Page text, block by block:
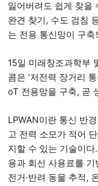
잃어버려도 쉽게 찾을
완견 찾기, 수도 검침
는 전용 통신망이 구축
15일 미래창조과학부
콤은 '저전력 장거리
oT 전용망을 구축, 곧
LPWAN이란 통신 반
고 전력 소모가 적어
지할 수 있는 기술이
용과 회선 사용료를 기
전거·반려 동물 추적,